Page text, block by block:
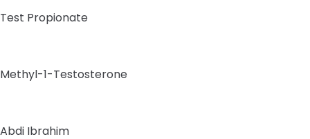
Test Propionate
Methyl-1-Testosterone
Abdi Ibrahim